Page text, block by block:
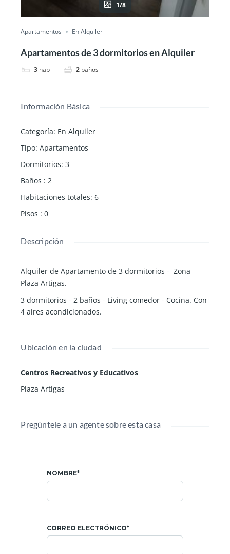
1/8
Apartamentos En Alquiler
Apartamentos de 3 dormitorios en Alquiler
3 hab 2 baños
Información Básica
Categoría: En Alquiler
Tipo: Apartamentos
Dormitorios: 3
Baños : 2
Habitaciones totales: 6
Pisos : 0
Descripción
Alquiler de Apartamento de 3 dormitorios - Zona
Plaza Artigas.
3 dormitorios - 2 baños - Living comedor - Cocina. Con
4 aires acondicionados.
Ubicación en la ciudad
Centros Recreativos y Educativos
Plaza Artigas
Pregúntele a un agente sobre esta casa
NOMBRE*
CORREO ELECTRÓNICO*